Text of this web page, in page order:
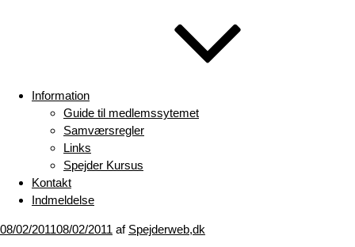
Information
Guide til medlemssytemet
Samværsregler
Links
Spejder Kursus
Kontakt
Indmeldelse
Udgivet
08/02/201108/02/2011 af Spejderweb,dk